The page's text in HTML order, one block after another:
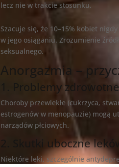
lecz nie w trakcie stosunku.
Szacuje się, że 10–15% kobiet
w jego osiąganiu. Zrozumienie
seksualnego.
Anorgazmia –
1. Problemy zdrowotne
Choroby przewlekłe (cukrzyca,
estrogenów w menopauzie) mogą
narządów płciowych.
2. Skutki uboczne leków
Niektóre leki, szczególnie